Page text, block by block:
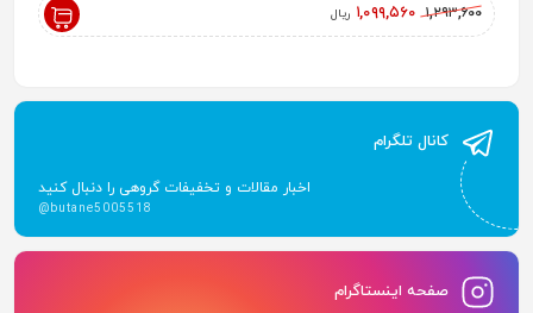
۱,۲۹۳,۶۰۰ ۱,۰۹۹,۵۶۰ ریال
کانال تلگرام
اخبار مقالات و تخفیفات گروهی را دنبال کنید
@butane5005518
صفحه اینستاگرام